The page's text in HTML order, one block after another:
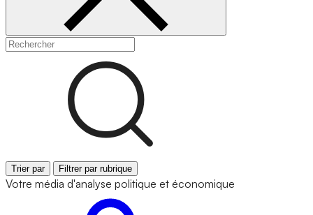
Trier par Filtrer par rubrique
Votre média d'analyse politique et économique